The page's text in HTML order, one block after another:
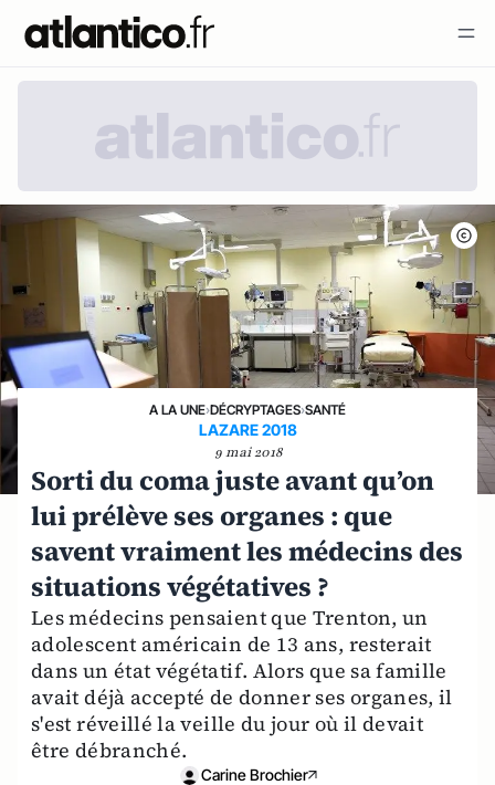
A LA UNE›DÉCRYPTAGES›SANTÉ
LAZARE 2018
9 mai 2018
Sorti du coma juste avant qu’on
lui prélève ses organes : que
savent vraiment les médecins des
situations végétatives ?
Les médecins pensaient que Trenton, un
adolescent américain de 13 ans, resterait
dans un état végétatif. Alors que sa famille
avait déjà accepté de donner ses organes, il
s'est réveillé la veille du jour où il devait
être débranché.
Carine Brochier